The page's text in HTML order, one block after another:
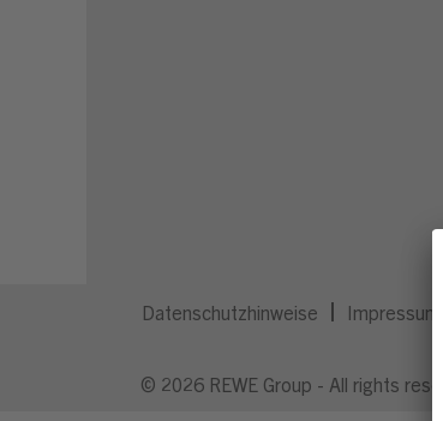
Datenschutzhinweise Impressum
© 2026 REWE Group - All rights